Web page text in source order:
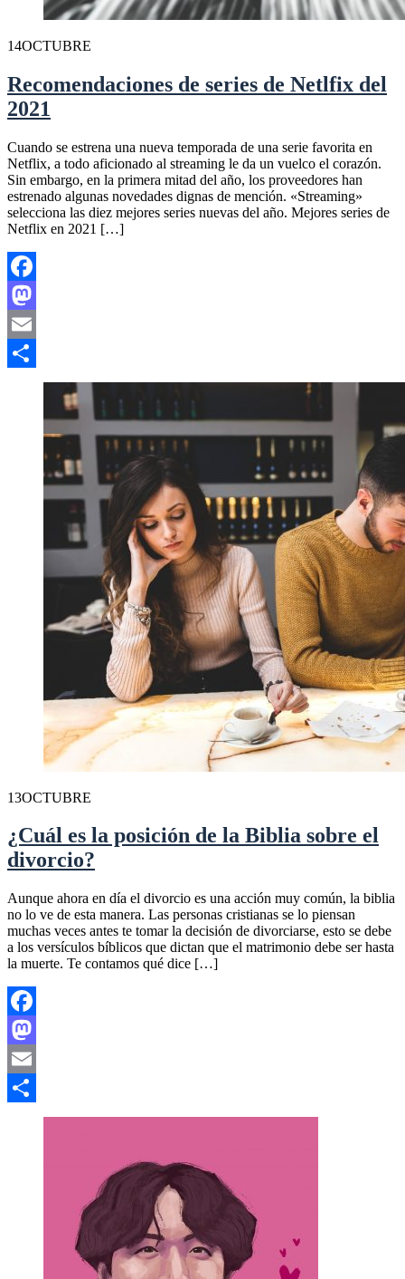
14OCTUBRE
Recomendaciones de series de Netlfix del
2021
Cuando se estrena una nueva temporada de una serie favorita en
Netflix, a todo aficionado al streaming le da un vuelco el corazón.
Sin embargo, en la primera mitad del año, los proveedores han
estrenado algunas novedades dignas de mención. «Streaming»
selecciona las diez mejores series nuevas del año. Mejores series de
Netflix en 2021 […]
Facebook
Mastodon
Email
Compartir
13OCTUBRE
¿Cuál es la posición de la Biblia sobre el
divorcio?
Aunque ahora en día el divorcio es una acción muy común, la biblia
no lo ve de esta manera. Las personas cristianas se lo piensan
muchas veces antes te tomar la decisión de divorciarse, esto se debe
a los versículos bíblicos que dictan que el matrimonio debe ser hasta
la muerte. Te contamos qué dice […]
Facebook
Mastodon
Email
Compartir